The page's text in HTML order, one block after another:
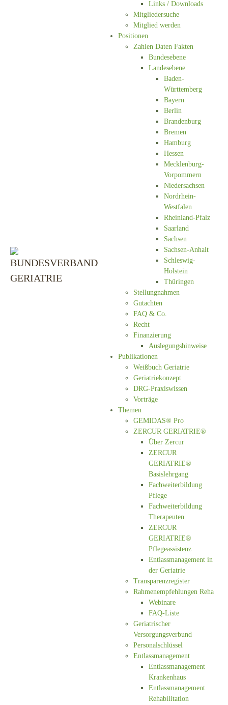
Links / Downloads
Mitgliedersuche
Mitglied werden
Positionen
Zahlen Daten Fakten
Bundesebene
Landesebene
Baden-
Württemberg
Bayern
Berlin
Brandenburg
Bremen
Hamburg
Hessen
Mecklenburg-
Vorpommern
Niedersachsen
Nordrhein-
Westfalen
Rheinland-Pfalz
Saarland
Sachsen
Sachsen-Anhalt
Schleswig-
Holstein
Thüringen
Stellungnahmen
Gutachten
FAQ & Co.
Recht
Finanzierung
Auslegungshinweise
Publikationen
Weißbuch Geriatrie
Geriatriekonzept
DRG-Praxiswissen
Vorträge
Themen
GEMIDAS® Pro
ZERCUR GERIATRIE®
Über Zercur
ZERCUR
GERIATRIE®
Basislehrgang
Fachweiterbildung
Pflege
Fachweiterbildung
Therapeuten
ZERCUR
GERIATRIE®
Pflegeassistenz
Entlassmanagement in
der Geriatrie
Transparenzregister
Rahmenempfehlungen Reha
Webinare
FAQ-Liste
Geriatrischer
Versorgungsverbund
Personalschlüssel
Entlassmanagement
Entlassmanagement
Krankenhaus
Entlassmanagement
Rehabilitation